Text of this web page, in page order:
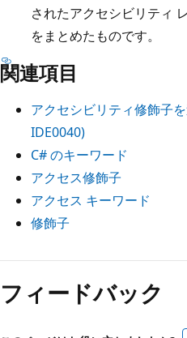
されたアクセシビリティ
をまとめたものです。
関連項目
アクセシビリティ修飾子
IDE0040)
C# のキーワード
アクセス修飾子
アクセス キーワード
修飾子
読
取
フィードバック